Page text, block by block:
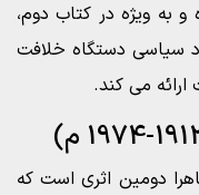
به ویژه در کتاب دوم،
سیاسی دستگاه خلافت
می کند.
دومین اثری است که